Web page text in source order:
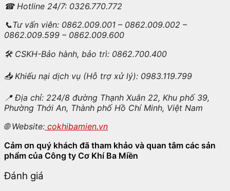
☎Hotline 24/7: 0326.770.772
📞Tư vấn viên: 0862.009.001 – 0862.009.002 –
0862.009.599 – 0862.009.600
🛠CSKH-Bảo hành, bảo trì: 0862.700.400
📥Khiếu nại dịch vụ (Hỗ trợ xử lý): 0983.119.799
📍Địa chỉ: 224/8 đường Thạnh Xuân 22, Khu phố 39,
Phường Thới An, Thành phố Hồ Chí Minh, Việt Nam
🌐Website: cokhibamien.vn
Cảm ơn quý khách đã tham khảo và quan tâm các sản
phẩm của Công ty Cơ Khí Ba Miền
Đánh giá